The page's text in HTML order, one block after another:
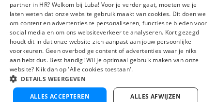
Nu solliciteren
Vacatures
Over ons
Werken bij Luba
Voor werkgevers
Mijn Luba
Contact
partner in HR? Welkom bij Luba! Voor je verder gaat, moeten we je
laten weten dat onze website gebruik maakt van cookies. Dit doen we
om content en advertenties te personaliseren, functies te bieden voor
social media en om ons websiteverkeer te analyseren. Kort gezegd
houdt dit in dat onze website zich aanpast aan jouw persoonlijke
voorkeuren. Geen overbodige content of advertenties waar je niks
aan hebt dus. Best handig! Wil je optimaal gebruik maken van onze
website? Klik dan op 'Alle cookies toestaan'.
DETAILS WEERGEVEN
ALLES ACCEPTEREN ALLES AFWIJZEN